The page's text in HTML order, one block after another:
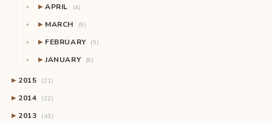
▶ APRIL (4)
▶ MARCH (9)
▶ FEBRUARY (9)
▶ JANUARY (8)
▶ 2015 (21)
▶ 2014 (22)
▶ 2013 (43)